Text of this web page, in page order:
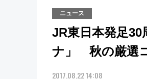
ニュース
JR東日本発足
ナ」 秋の厳選
2017.08.22 14:08